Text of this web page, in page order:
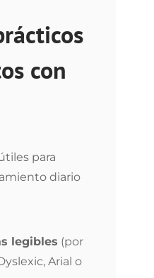
con
para
diario
legibles (por
Arial o